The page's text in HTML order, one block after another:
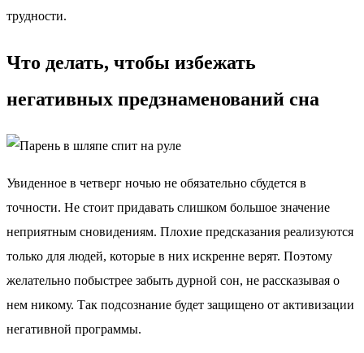
трудности.
Что делать, чтобы избежать
негативных предзнаменований сна
Увиденное в четверг ночью не обязательно сбудется в
точности. Не стоит придавать слишком большое значение
неприятным сновидениям. Плохие предсказания реализуются
только для людей, которые в них искренне верят. Поэтому
желательно побыстрее забыть дурной сон, не рассказывая о
нем никому. Так подсознание будет защищено от активизации
негативной программы.